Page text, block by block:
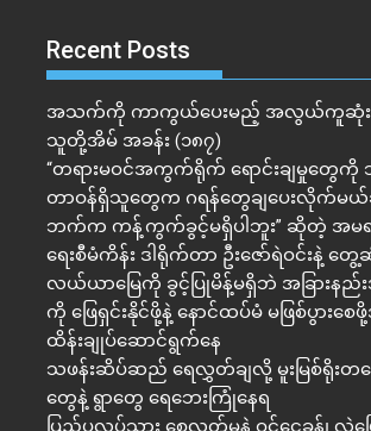
Recent Posts
အသက်ကို ကာကွယ်ပေးမည့် အလွယ်ကူဆုံး
သူတို့အိမ် အခန်း (၁၈၇)
“တရားမဝင်အကွက်ရိုက် ရောင်းချမှုတွေ
တာဝန်ရှိသူတွေက ဂရန်တွေချပေးလိုက်မ
ဘက်က ကန့်ကွက်ခွင့်မရှိပါဘူး” ဆိုတဲ့ အမရပူ
ရေးစီမံကိန်း ဒါရိုက်တာ ဦးဇော်ရဲဝင်းနဲ့ တွေ့
လယ်ယာမြေကို ခွင့်ပြုမိန့်မရှိဘဲ အခြားနည်း
ကို ဖြေရှင်းနိုင်ဖို့နဲ့ နောင်ထပ်မံ မဖြစ်ပွား
ထိန်းချုပ်ဆောင်ရွက်နေ
သဖန်းဆိပ်ဆည် ရေလွှတ်ချလို့ မူးမြစ်ရိုးတလ
တွေနဲ့ ရွာတွေ ရေဘေးကြုံနေရ
ပြည်ပလုပ်သား စေလွှတ်မှုနဲ့ ဝင်ငွေခွန်၊ လွှဲပြ